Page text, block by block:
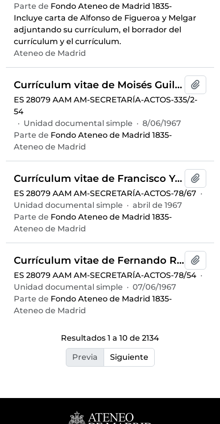
Parte de Fondo Ateneo de Madrid 1835-
Incluye carta de Alfonso de Figueroa y Melgar
adjuntando su currículum, el borrador del
currículum y el currículum.
Ateneo de Madrid
Currículum vitae de Moisés Guillamón Salcedo
ES 28079 AAM AM-SECRETARÍA-ACTOS-335/2-
54
· Unidad documental simple · 8/06/1967
Parte de Fondo Ateneo de Madrid 1835-
Ateneo de Madrid
Currículum vitae de Francisco Yélamos Romera
ES 28079 AAM AM-SECRETARÍA-ACTOS-78/67 ·
Unidad documental simple · abril de 1967
Parte de Fondo Ateneo de Madrid 1835-
Ateneo de Madrid
Currículum vitae de Fernando Ruiz Coca
ES 28079 AAM AM-SECRETARÍA-ACTOS-78/54 ·
Unidad documental simple · 07/06/1967
Parte de Fondo Ateneo de Madrid 1835-
Ateneo de Madrid
Resultados 1 a 10 de 2134
Previa Siguiente